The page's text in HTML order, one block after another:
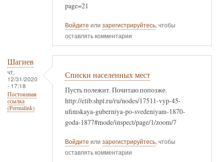
page=21
Войдите или зарегистрируйтесь, чтобы
оставлять комментарии
Шагиев
чт,
12/31/2020
- 17:18
Постоянная
ссылка
(Permalink)
Списки населенных мест
Пусть полежит. Почитаю попозже.
http://elib.shpl.ru/ru/nodes/17511-vyp-45-
ufimskaya-guberniya-po-svedeniyam-1870-
goda-1877#mode/inspect/page/1/zoom/7
Войдите или зарегистрируйтесь, чтобы
оставлять комментарии